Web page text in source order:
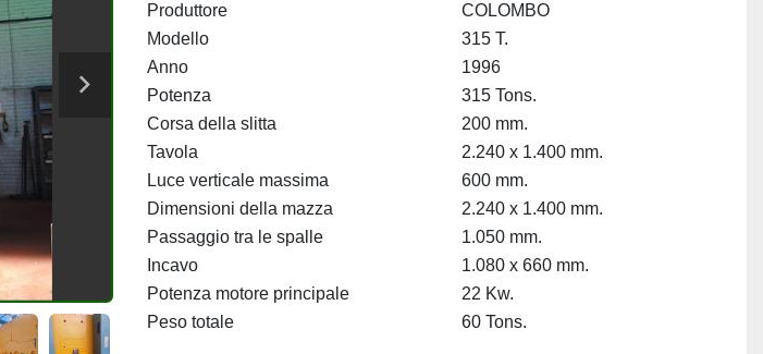
Produttore
COLOMBO
Modello
315 T.
Anno
1996
Potenza
315 Tons.
Corsa della slitta
200 mm.
Tavola
2.240 x 1.400 mm.
Luce verticale massima
600 mm.
Dimensioni della mazza
2.240 x 1.400 mm.
Passaggio tra le spalle
1.050 mm.
Incavo
1.080 x 660 mm.
Potenza motore principale
22 Kw.
Peso totale
60 Tons.